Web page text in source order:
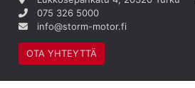
075 326 5000
info@storm-motor.fi
OTA YHTEYTTÄ